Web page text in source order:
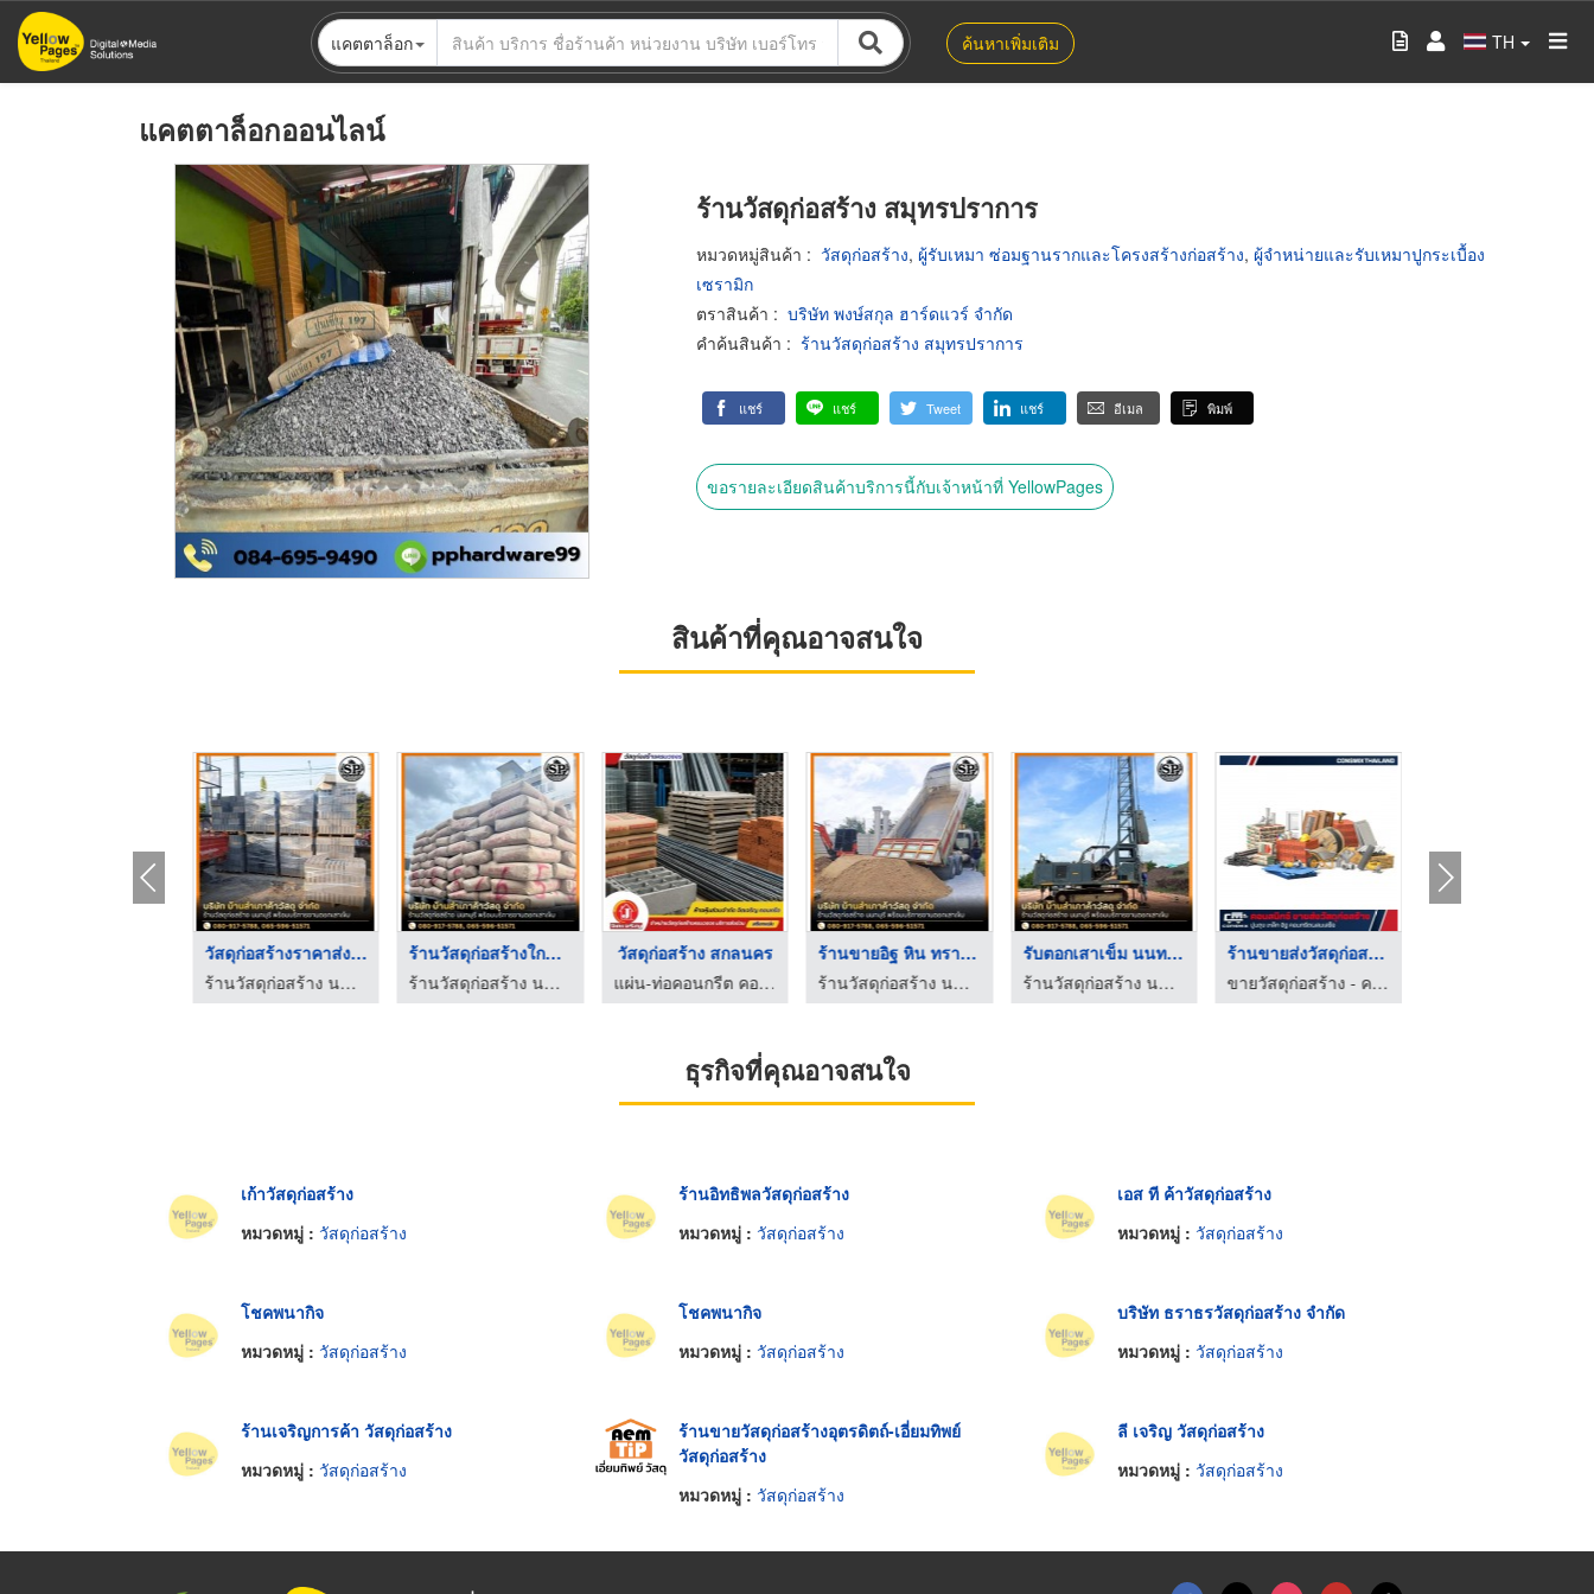
ข้าม
ไป
แคตตาล็อก ค้นหาเพิ่มเติม TH
แคตตาล็อกออนไลน์
ร้านวัสดุก่อสร้าง สมุทรปราการ
หมวดหมู่สินค้า : วัสดุก่อสร้าง, ผู้รับเหมา ซ่อมฐานรากและโครงสร้างก่อสร้าง, ผู้จำหน่ายและรับเหมาปูกระเบื้อง
เซรามิก
ตราสินค้า : บริษัท พงษ์สกุล ฮาร์ดแวร์ จำกัด
คำค้นสินค้า : ร้านวัสดุก่อสร้าง สมุทรปราการ
แชร์ แชร์ Tweet แชร์ อีเมล พิมพ์
ขอรายละเอียดสินค้าบริการนี้กับเจ้าหน้าที่ YellowPages
สินค้าที่คุณอาจสนใจ
วัสดุก่อสร้างราคาส่ง ...
ร้านวัสดุก่อสร้าง นนทบุรี
ร้านวัสดุก่อสร้างใกล ...
ร้านวัสดุก่อสร้าง นนทบุรี
วัสดุก่อสร้าง สกลนคร
แผ่น-ท่อคอนกรีต คอนกรีตผสมเสร็จ สกลนคร
ร้านขายอิฐ หิน ทราย ...
ร้านวัสดุก่อสร้าง นนทบุรี
รับตอกเสาเข็ม นนทบุร ...
ร้านวัสดุก่อสร้าง นนทบุรี
ร้านขายส่งวัสดุก่อสร ...
ขายวัสดุก่อสร้าง - คอนสมิกซ์
ธุรกิจที่คุณอาจสนใจ
เก้าวัสดุก่อสร้าง
หมวดหมู่ : วัสดุก่อสร้าง
ร้านอิทธิพลวัสดุก่อสร้าง
หมวดหมู่ :วัสดุก่อสร้าง
เอส ที ค้าวัสดุก่อสร้าง
หมวดหมู่ : วัสดุก่อสร้าง
โชคพนากิจ
หมวดหมู่ : วัสดุก่อสร้าง
โชคพนากิจ
หมวดหมู่ :วัสดุก่อสร้าง
บริษัท ธราธรวัสดุก่อสร้าง จำกัด
หมวดหมู่ : วัสดุก่อสร้าง
ร้านเจริญการค้า วัสดุก่อสร้าง
หมวดหมู่ : วัสดุก่อสร้าง
ร้านขายวัสดุก่อสร้างอุตรดิตถ์-เอี่ยมทิพย์
วัสดุก่อสร้าง
หมวดหมู่ :วัสดุก่อสร้าง
ลี เจริญ วัสดุก่อสร้าง
หมวดหมู่ : วัสดุก่อสร้าง